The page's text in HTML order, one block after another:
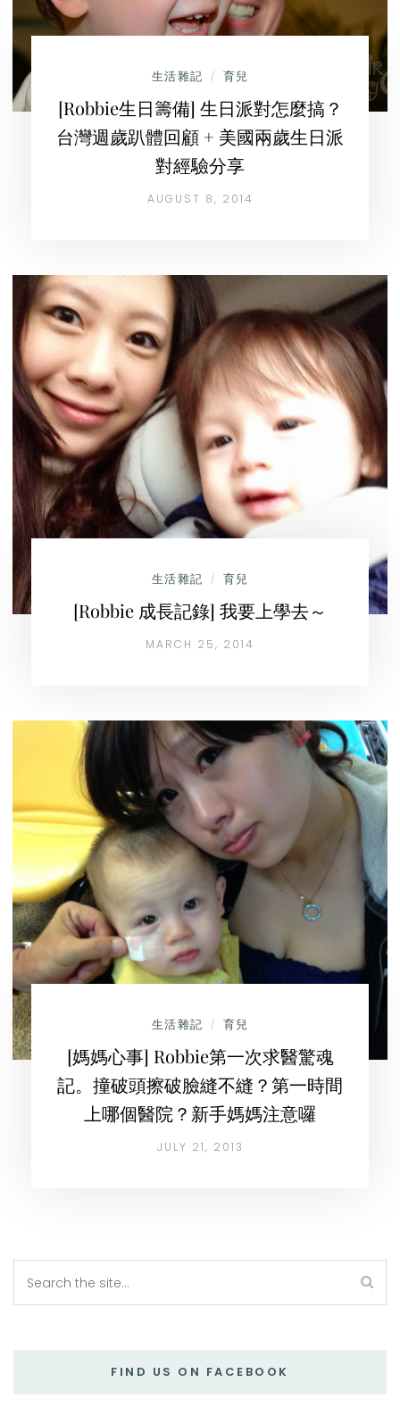
生活雜記 / 育兒
[Robbie生日籌備] 生日派對怎麼搞？
台灣週歲趴體回顧 + 美國兩歲生日派
對經驗分享
AUGUST 8, 2014
生活雜記 / 育兒
[Robbie 成長記錄] 我要上學去～
MARCH 25, 2014
生活雜記 / 育兒
[媽媽心事] Robbie第一次求醫驚魂
記。撞破頭擦破臉縫不縫？第一時間
上哪個醫院？新手媽媽注意囉
JULY 21, 2013
FIND US ON FACEBOOK